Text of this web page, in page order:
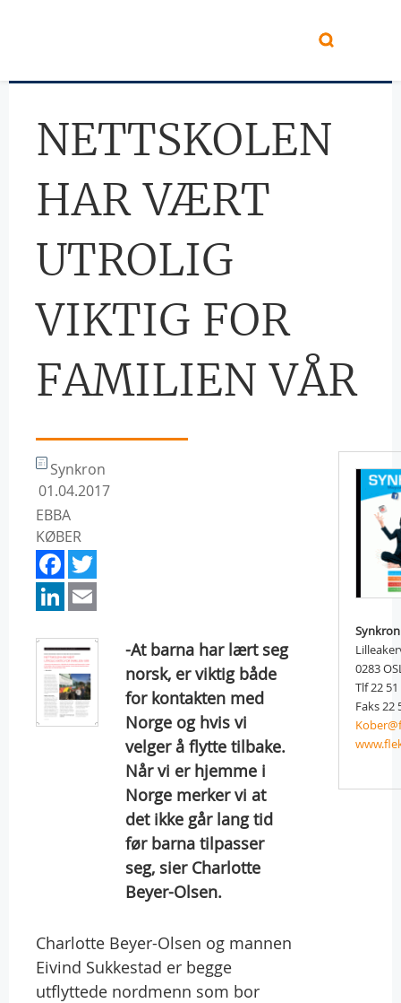
NETTSKOLEN
HAR VÆRT
UTROLIG
VIKTIG FOR
FAMILIEN VÅR
Synkron
01.04.2017
EBBA
KØBER
Facebook
LinkedIn
-At barna har lært seg
norsk, er viktig både
for kontakten med
Norge og hvis vi
velger å flytte tilbake.
Når vi er hjemme i
Norge merker vi at
det ikke går lang tid
før barna tilpasser
seg, sier Charlotte
Beyer-Olsen.
Charlotte Beyer-Olsen og mannen
Eivind Sukkestad er begge
utflyttede nordmenn som bor
Synkron
0283
Tlf 22
Faks 22